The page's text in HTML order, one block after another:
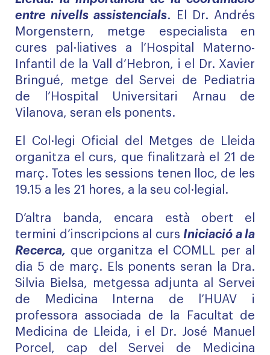
entre nivells assistencials. El Dr. Andrés
Morgenstern, metge especialista en
cures pal·liatives a l’Hospital Materno-
Infantil de la Vall d’Hebron, i el Dr. Xavier
Bringué, metge del Servei de Pediatria
de l’Hospital Universitari Arnau de
Vilanova, seran els ponents.
El Col·legi Oficial del Metges de Lleida
organitza el curs, que finalitzarà el 21 de
març. Totes les sessions tenen lloc, de les
19.15 a les 21 hores, a la seu col·legial.
D’altra banda, encara està obert el
termini d’inscripcions al curs Iniciació a la
Recerca, que organitza el COMLL per al
dia 5 de març. Els ponents seran la Dra.
Silvia Bielsa, metgessa adjunta al Servei
de Medicina Interna de l’HUAV i
professora associada de la Facultat de
Medicina de Lleida, i el Dr. José Manuel
Porcel, cap del Servei de Medicina